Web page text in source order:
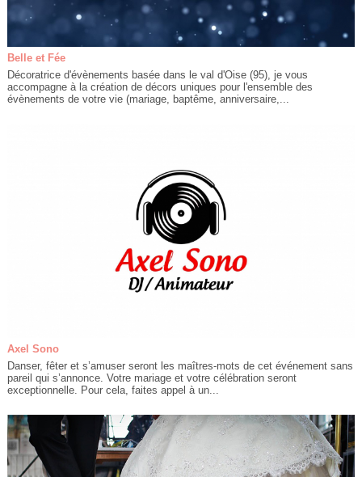
Belle et Fée
Décoratrice d'évènements basée dans le val d'Oise (95), je vous
accompagne à la création de décors uniques pour l'ensemble des
évènements de votre vie (mariage, baptême, anniversaire,...
Axel Sono
Danser, fêter et s’amuser seront les maîtres-mots de cet événement sans
pareil qui s’annonce. Votre mariage et votre célébration seront
exceptionnelle. Pour cela, faites appel à un...